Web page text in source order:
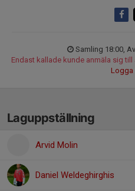
Samling 18:00,
Endast kallade kunde anmäla sig
Logga
Laguppställning
Arvid Molin
Daniel Weldeghirghis